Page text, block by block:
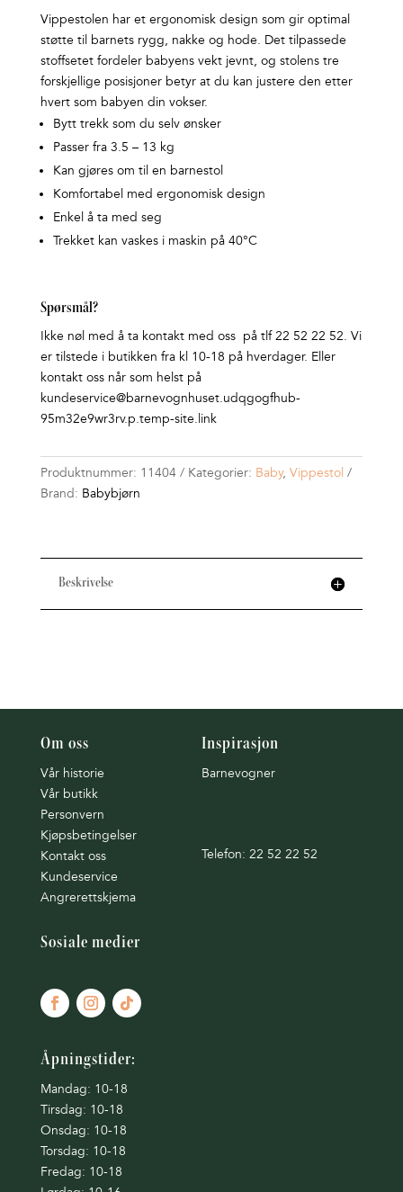
Vippestolen har et ergonomisk design som gir optimal
støtte til barnets rygg, nakke og hode. Det tilpassede
stoffsetet fordeler babyens vekt jevnt, og stolens tre
forskjellige posisjoner betyr at du kan justere den etter
hvert som babyen din vokser.
Bytt trekk som du selv ønsker
Passer fra 3.5 – 13 kg
Kan gjøres om til en barnestol
Komfortabel med ergonomisk design
Enkel å ta med seg
Trekket kan vaskes i maskin på 40°C
Spørsmål?
Ikke nøl med å ta kontakt med oss på tlf 22 52 22 52. Vi
er tilstede i butikken fra kl 10-18 på hverdager. Eller
kontakt oss når som helst på
kundeservice@barnevognhuset.udqgogfhub-
95m32e9wr3rv.p.temp-site.link
Produktnummer: 11404 Kategorier: Baby, Vippestol
Brand: Babybjørn
Beskrivelse
Om oss
Vår historie
Vår butikk
Personvern
Kjøpsbetingelser
Kontakt oss
Kundeservice
Angrerettskjema
Inspirasjon
Barnevogner
Telefon: 22 52 22 52
Sosiale medier
Åpningstider:
Mandag: 10-18
Tirsdag: 10-18
Onsdag: 10-18
Torsdag: 10-18
Fredag: 10-18